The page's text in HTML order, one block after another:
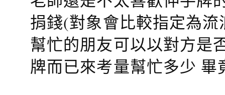
捐錢(對象會比較指定為
幫忙的朋友可以以對方是
牌而已來考量幫忙多少